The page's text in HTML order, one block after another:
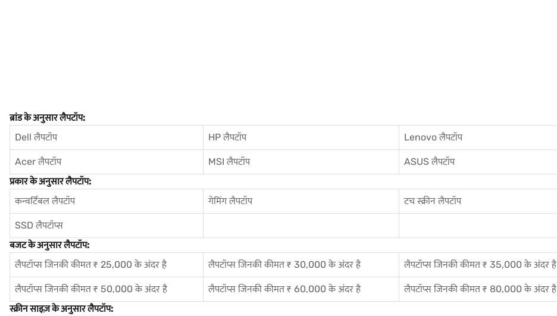
ब्रांड के अनुसार लैपटॉप:
Dell लैपटॉप
HP लैपटॉप Lenovo लैपटॉप
Acer लैपटॉप MSI लैपटॉप
ASUS लैपटॉप
प्रकार के अनुसार लैपटॉप:
कन्वर्टिबल लैपटॉप
गेमिंग लैपटॉप टच स्क्रीन लैपटॉप
SSD लैपटॉप्स
बजट के अनुसार लैपटॉप:
लैपटॉप्स जिनकी कीमत ₹ 25,000 के अंदर है
लैपटॉप्स जिनकी कीमत ₹ 30,000 के अंदर है लैपटॉप्स जिनकी कीमत ₹ 35,000 के अंदर है
लैपटॉप्स जिनकी कीमत ₹ 50,000 के अंदर है लैपटॉप्स जिनकी कीमत ₹ 60,000 के अंदर है
लैपटॉप्स जिनकी कीमत ₹ 80,000 के अंदर है
स्क्रीन साइज़ के अनुसार लैपटॉप: